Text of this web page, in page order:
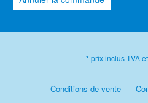
* prix inclus TVA
Conditions de vente